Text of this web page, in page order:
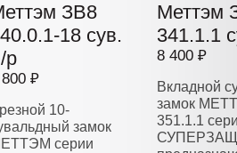
ЗВ8
18 сув.
р
₽
10-
замок
серии
Меттэм
341.1.1
8 400 ₽
Вкладной
замок
351.1.1